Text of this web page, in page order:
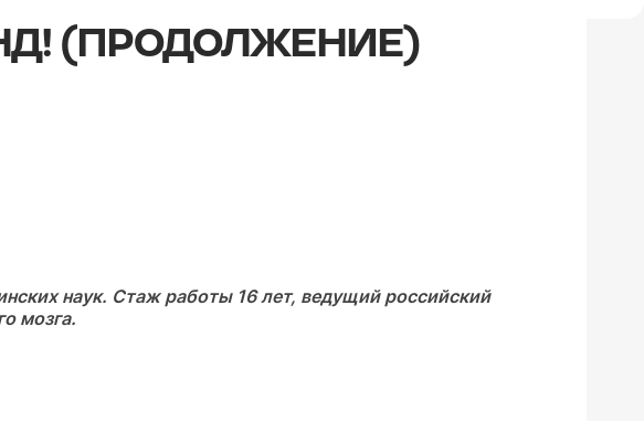
(ПРОДОЛЖЕНИЕ)
наук. Стаж работы 16 лет, ведущий российский
мозга.